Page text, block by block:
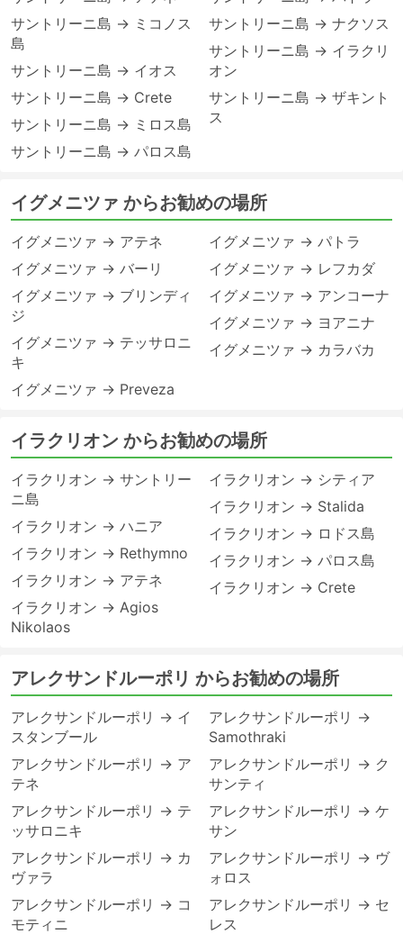
サントリーニ島 → ミコノス
島
サントリーニ島 → イオス
サントリーニ島 → Crete
サントリーニ島 → ミロス島
サントリーニ島 → パロス島
サントリーニ島 → ナクソス
サントリーニ島 → イラクリ
オン
サントリーニ島 → ザキント
ス
イグメニツァ からお勧めの場所
イグメニツァ → アテネ
イグメニツァ → バーリ
イグメニツァ → ブリンディ
ジ
イグメニツァ → テッサロニ
キ
イグメニツァ → Preveza
イグメニツァ → パトラ
イグメニツァ → レフカダ
イグメニツァ → アンコーナ
イグメニツァ → ヨアニナ
イグメニツァ → カラバカ
イラクリオン からお勧めの場所
イラクリオン → サントリー
ニ島
イラクリオン → ハニア
イラクリオン → Rethymno
イラクリオン → アテネ
イラクリオン → Agios
Nikolaos
イラクリオン → シティア
イラクリオン → Stalida
イラクリオン → ロドス島
イラクリオン → パロス島
イラクリオン → Crete
アレクサンドルーポリ からお勧めの場所
アレクサンドルーポリ → イ
スタンブール
アレクサンドルーポリ → ア
テネ
アレクサンドルーポリ → テ
ッサロニキ
アレクサンドルーポリ → カ
ヴァラ
アレクサンドルーポリ → コ
モティニ
アレクサンドルーポリ →
Samothraki
アレクサンドルーポリ → ク
サンティ
アレクサンドルーポリ → ケ
サン
アレクサンドルーポリ → ヴ
ォロス
アレクサンドルーポリ → セ
レス